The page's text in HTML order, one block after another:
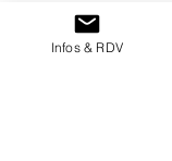
Besoin de plus
mariage ? C'est
Infos & RDV